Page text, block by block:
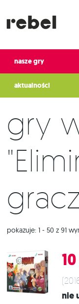
nasze gry
aktualności
Gry w kategorii
pokazuje: 1 - 50 z 91